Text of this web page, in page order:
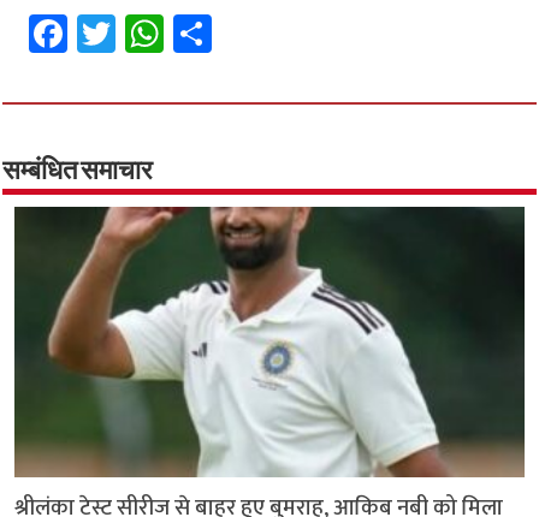
Fa
ce
b
o
o
k
T
wi
tt
er
W
h
at
p
p
ar
सम्बंधित समाचार
श्रीलंका टेस्ट सीरीज से बाहर हुए बुमराह, आकिब नबी को मिला